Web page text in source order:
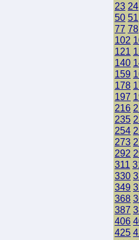
23 24
50 51
77 78
102
121
140
159
178
197
216
235
254
273
292
311
330
349
368
387
406
425